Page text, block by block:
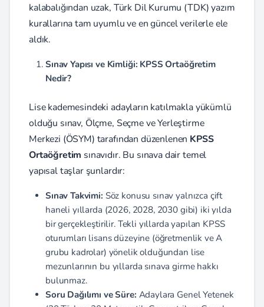
kalabalığından uzak, Türk Dil Kurumu (TDK) yazım
kurallarına tam uyumlu ve en güncel verilerle ele
aldık.
Sınav Yapısı ve Kimliği: KPSS Ortaöğretim
Nedir?
Lise kademesindeki adayların katılmakla yükümlü
olduğu sınav, Ölçme, Seçme ve Yerleştirme
Merkezi (ÖSYM) tarafından düzenlenen KPSS
Ortaöğretim sınavıdır. Bu sınava dair temel
yapısal taşlar şunlardır:
Sınav Takvimi: Söz konusu sınav yalnızca çift
haneli yıllarda (2026, 2028, 2030 gibi) iki yılda
bir gerçekleştirilir. Tekli yıllarda yapılan KPSS
oturumları lisans düzeyine (öğretmenlik ve A
grubu kadrolar) yönelik olduğundan lise
mezunlarının bu yıllarda sınava girme hakkı
bulunmaz.
Soru Dağılımı ve Süre: Adaylara Genel Yetenek